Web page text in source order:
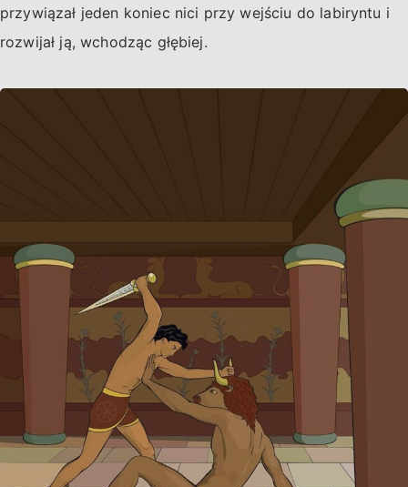
przywiązał jeden koniec nici przy wejściu do labiryntu i
rozwijał ją, wchodząc głębiej.